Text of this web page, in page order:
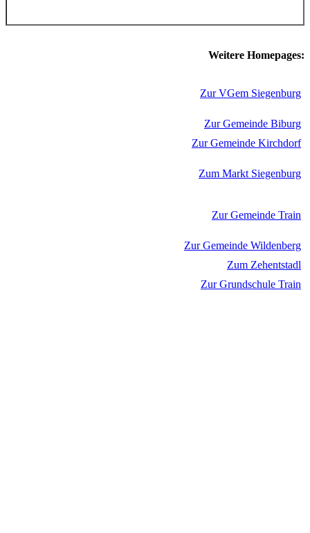
Weitere Homepages:
Zur VGem Siegenburg
Zur Gemeinde Biburg
Zur Gemeinde Kirchdorf
Zum Markt Siegenburg
Zur Gemeinde Train
Zur Gemeinde Wildenberg
Zum Zehentstadl
Zur Grundschule Train